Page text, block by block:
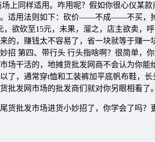
上同样适用。咋用呢？假如你很心仪某
。适用法则如下：砍价――不成――不买，
欲砍至15元，未果，溜之，店主欲卖，
的，赚钱太不容易了，省一块就等于赚一
招 第四、带行头 行头指啥啊？很简单，
干活的，地摊货批发网商不会认为你能
了，通常穿t恤和工装裤加平底帆布鞋，
发网市场的批发商们就对你另眼相看了。
货批发市场进货小妙招了，你学会了吗？